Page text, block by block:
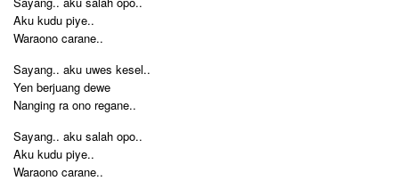
Aku kudu piye..
Waraono carane..
Sayang.. aku uwes kesel..
Yen berjuang dewe
Nanging ra ono regane..
Sayang.. aku salah opo..
Aku kudu piye..
Waraono carane..